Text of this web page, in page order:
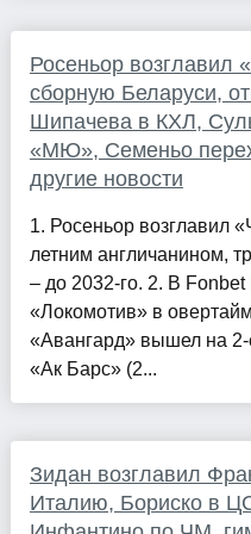
Росеньор возглавил
сборную Беларуси,
Шипачева в КХЛ,
«МЮ», Семеньо
другие новости
1. Росеньор возглавил
летним англичанином,
– до 2032-го. 2. В
«Локомотив» в
«Авангард» вышел на 2-
«Ак Барс» (2...
Зидан возглавил
Италию, Бориско в